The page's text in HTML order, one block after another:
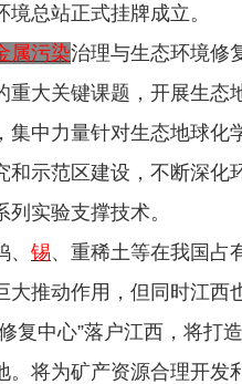
总站正式挂牌成立。
属污染治理与生态环境修
重大关键课题，开展生态
集中力量针对生态地球化
和示范区建设，不断深化
实验支撑技术。
锡、重稀土等在我国占
大推动作用，但同时江西
复中心”落户江西，将打
。将为矿产资源合理开发